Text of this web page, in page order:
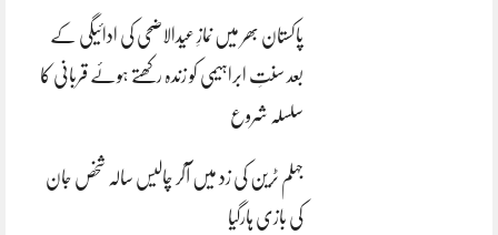
پاکستان بھر میں نمازِ عیدالاضحی کی ادائیگی کے
بعد سنتِ ابراہیمی کو زندہ رکھتے ہوئے قربانی کا
سلسلہ شروع
جہلم ٹرین کی زد میں آکر چالیس سالہ شخص جان
کی بازی ہارگیا